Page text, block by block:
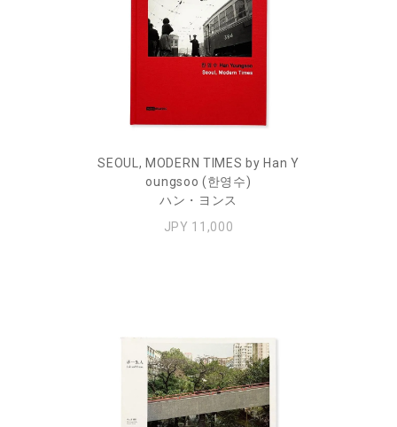
SEOUL, MODERN TIMES by Han Y
oungsoo (한영수)
ハン・ヨンス
JPY 11,000